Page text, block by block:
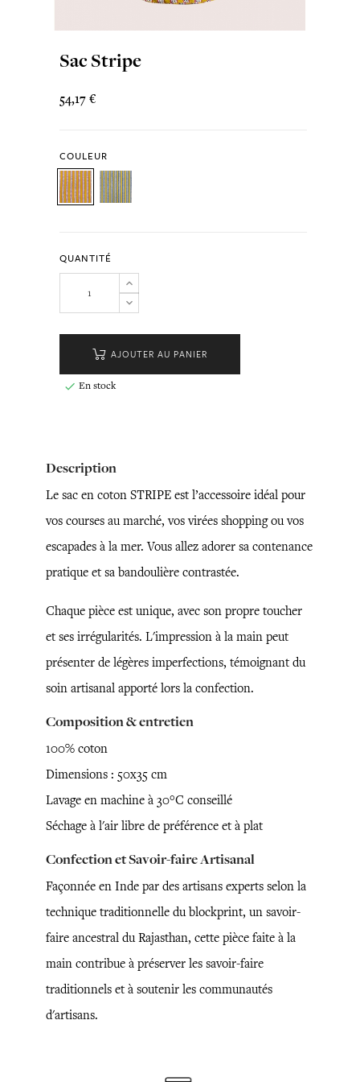
Sac Stripe
54,17 €
COULEUR
QUANTITÉ
AJOUTER AU PANIER
 En stock
Description
Le sac en coton STRIPE est l’accessoire idéal pour
vos courses au marché, vos virées shopping ou vos
escapades à la mer. Vous allez adorer sa contenance
pratique et sa bandoulière contrastée.
Chaque pièce est unique, avec son propre toucher
et ses irrégularités. L'impression à la main peut
présenter de légères imperfections, témoignant du
soin artisanal apporté lors la confection.
Composition & entretien
100% coton
Dimensions : 50x35 cm
Lavage en machine à 30°C conseillé
Séchage à l'air libre de préférence et à plat
Confection et Savoir-faire Artisanal
Façonnée en Inde par des artisans experts selon la
technique traditionnelle du blockprint, un savoir-
faire ancestral du Rajasthan, cette pièce faite à la
main contribue à préserver les savoir-faire
traditionnels et à soutenir les communautés
d'artisans.